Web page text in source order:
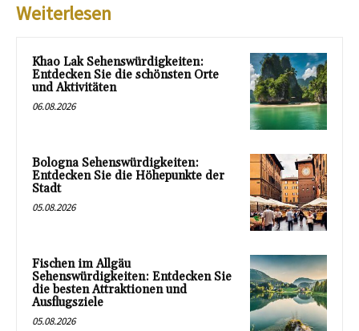
Weiterlesen
Khao Lak Sehenswürdigkeiten:
Entdecken Sie die schönsten Orte
und Aktivitäten
06.08.2026
Bologna Sehenswürdigkeiten:
Entdecken Sie die Höhepunkte der
Stadt
05.08.2026
Fischen im Allgäu
Sehenswürdigkeiten: Entdecken Sie
die besten Attraktionen und
Ausflugsziele
05.08.2026